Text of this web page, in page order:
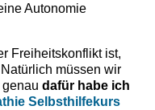
Autonomie
Freiheitskonflikt ist,
müssen wir
dafür habe ich
Selbsthilfekurs